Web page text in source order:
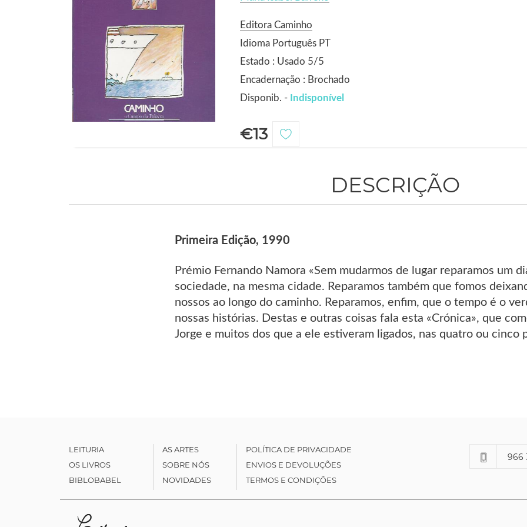
Editora Caminho
Idioma Português PT
Estado : Usado 5/5
Encadernação : Brochado
Disponib. - Indisponível
€13
DESCRIÇÃO
Primeira Edição, 1990
Prémio Fernando Namora «Sem mudarmos de lugar reparamos um
sociedade, na mesma cidade. Reparamos também que fomos
nossos ao longo do caminho. Reparamos, enfim, que o tempo é o
nossas histórias. Destas e outras coisas fala esta «Crónica», que
Jorge e muitos dos que a ele estiveram ligados, nas quatro ou cinco
LEITURIA
OS LIVROS
BIBLOBABEL
AS ARTES
SOBRE NÓS
NOVIDADES
POLÍTICA DE PRIVACIDADE
ENVIOS E DEVOLUÇÕES
TERMOS E CONDIÇÕES
966